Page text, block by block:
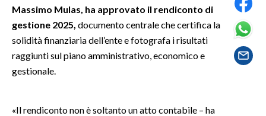
SARDI NEL MONDO
NOTIZIE
EVENTI
Massimo Mulas, ha approvato il rendiconto di
gestione 2025, documento centrale che certifica la
solidità finanziaria dell’ente e fotografa i risultati
raggiunti sul piano amministrativo, economico e
gestionale.
«Il rendiconto non è soltanto un atto contabile – ha